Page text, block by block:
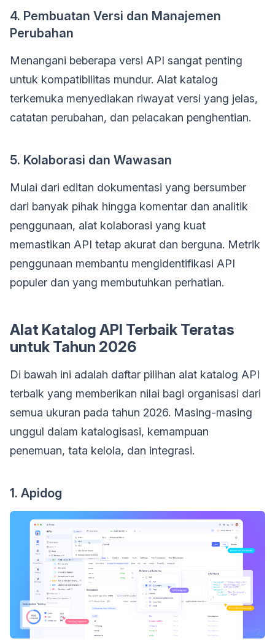
4. Pembuatan Versi dan Manajemen
Perubahan
Menangani beberapa versi API sangat penting
untuk kompatibilitas mundur. Alat katalog
terkemuka menyediakan riwayat versi yang jelas,
catatan perubahan, dan pelacakan penghentian.
5. Kolaborasi dan Wawasan
Mulai dari editan dokumentasi yang bersumber
dari banyak pihak hingga komentar dan analitik
penggunaan, alat kolaborasi yang kuat
memastikan API tetap akurat dan berguna. Metrik
penggunaan membantu mengidentifikasi API
populer dan yang membutuhkan perhatian.
Alat Katalog API Terbaik Teratas
untuk Tahun 2026
Di bawah ini adalah daftar pilihan alat katalog API
terbaik yang memberikan nilai bagi organisasi dari
semua ukuran pada tahun 2026. Masing-masing
unggul dalam katalogisasi, kemampuan
penemuan, tata kelola, dan integrasi.
1. Apidog